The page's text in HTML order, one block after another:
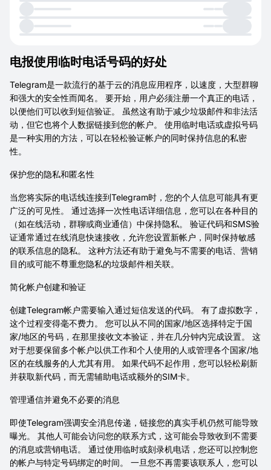
电报使用临时电话号码的好处
Telegram是一款流行的基于云的消息应用程序，以速度，大型群聊
和强大的安全性而闻名。 要开始，用户必须注册一个真正的电话，
以便他们可以收到短信验证。 虽然这有助于减少垃圾邮件和非法活
动，但它也将个人数据链接到您的帐户。 使用临时电话或虚拟号码
是一种实用的方法，可以在轻松验证帐户的同时保持信息的私密
性。
保护您的隐私和匿名性
当您将实际的电话线连接到Telegram时，您的个人信息可能具有更
广泛的可见性。 通过选择一次性电话详细信息，您可以在各种目的
（如在线活动，群聊或商业通信）中保持隐私。 验证代码和SMS验
证通常通过在线消息快速接收，允许您设置新帐户，同时保持敏感
的联系信息的隐私。 这种方法还有助于避免与不需要的电话、营销
目的或可能不尊重您隐私的垃圾邮件相关联。
简化帐户创建和验证
创建Telegram帐户需要输入通过短信发送的代码。 有了虚拟数字，
这个过程变得毫不费力。 您可以从不同的国家/地区选择特定于国
家/地区的号码，在那里接收文本验证，并在几分钟内完成设置。 这
对于想要保留多个帐户以供工作和个人使用的人或管理各个国家/地
区的在线服务的人尤其有用。 如果代码不起作用，您可以轻松刷新
并获取新代码，而无需辅助电话或额外的SIM卡。
管理通信并避免不必要的消息
即使Telegram强调安全消息传递，链接您的真实手机仍然可能导致
曝光。 其他人可能会访问您的联系方式，这可能会导致收到不需要
的消息或营销电话。 通过使用临时或刻录机电话，您还可以控制您
的帐户与特定号码绑定的时间。 一旦您不再需要该联系人，您可以